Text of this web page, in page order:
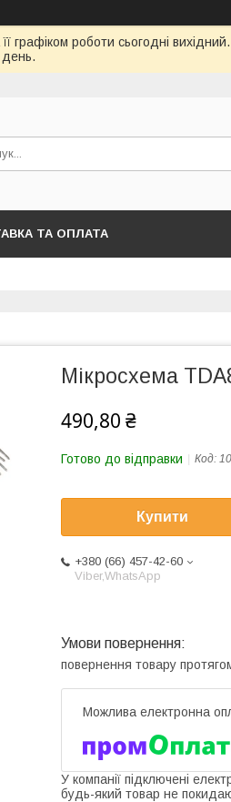
графіком роботи сьогодні
день.
ТА ОПЛАТА
Мікросхема
490,80 ₴
Готово до відправки Код:
Купити
+380 (66) 457-42-60
Viber,WhatsApp
повернення товару
У компанії підключені
будь-який товар не